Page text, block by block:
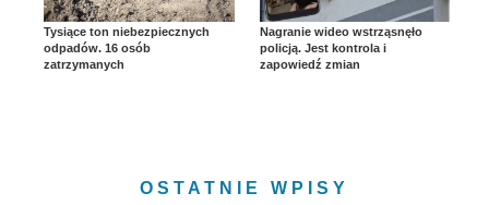
Tysiące ton niebezpiecznych
odpadów. 16 osób
zatrzymanych
Nagranie wideo wstrząsnęło
policją. Jest kontrola i
zapowiedź zmian
OSTATNIE WPISY